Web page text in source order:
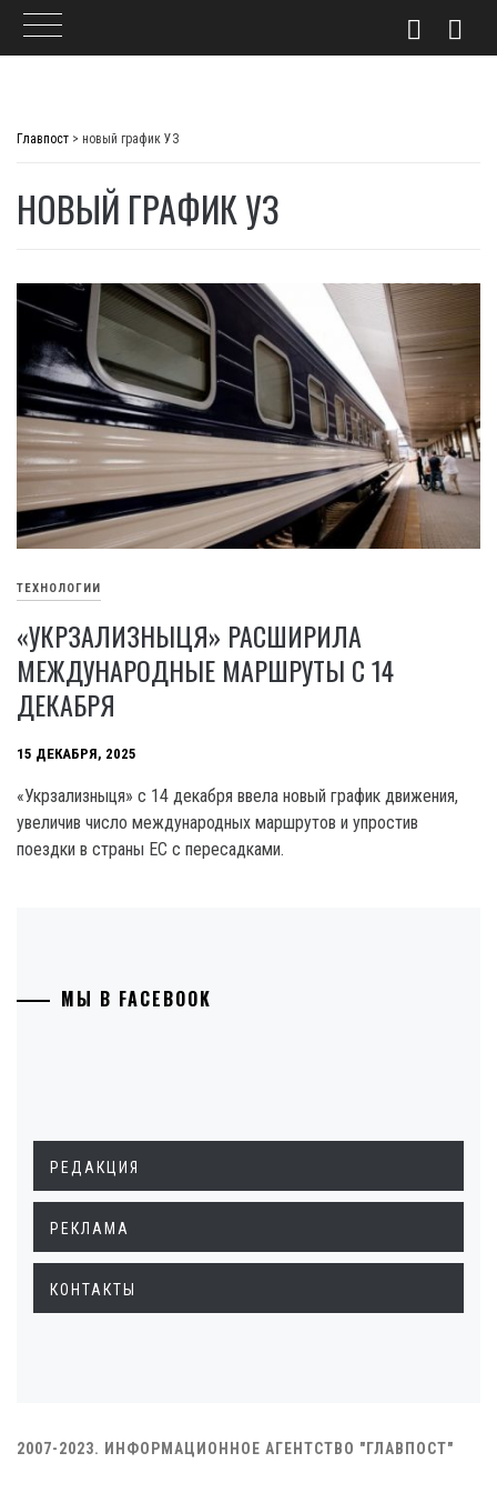
Главпост > новый график УЗ
НОВЫЙ ГРАФИК УЗ
ТЕХНОЛОГИИ
«УКРЗАЛИЗНЫЦЯ» РАСШИРИЛА
МЕЖДУНАРОДНЫЕ МАРШРУТЫ С 14
ДЕКАБРЯ
15 ДЕКАБРЯ, 2025
«Укрзализныця» с 14 декабря ввела новый график движения,
увеличив число международных маршрутов и упростив
поездки в страны ЕС с пересадками.
МЫ В FACEBOOK
РЕДАКЦИЯ
РЕКЛАМА
КОНТАКТЫ
2007-2023. ИНФОРМАЦИОННОЕ АГЕНТСТВО "ГЛАВПОСТ"